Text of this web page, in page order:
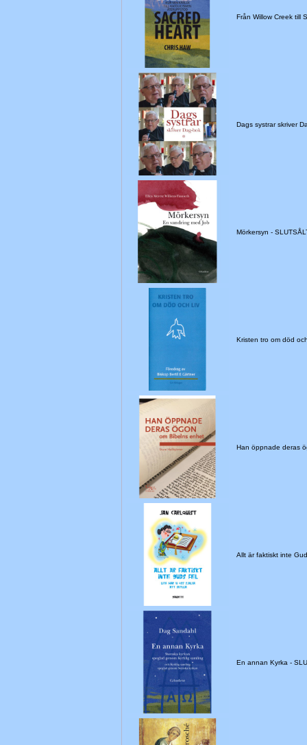
Från Willow Creek till
Dags systrar skriver
Mörkersyn -
Kristen tro om död
Han öppnade deras
Allt är faktiskt inte
En annan Kyrka -